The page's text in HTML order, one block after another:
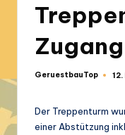
Posted
GeruestbauTop
Der Treppenturm
einer Abstützung